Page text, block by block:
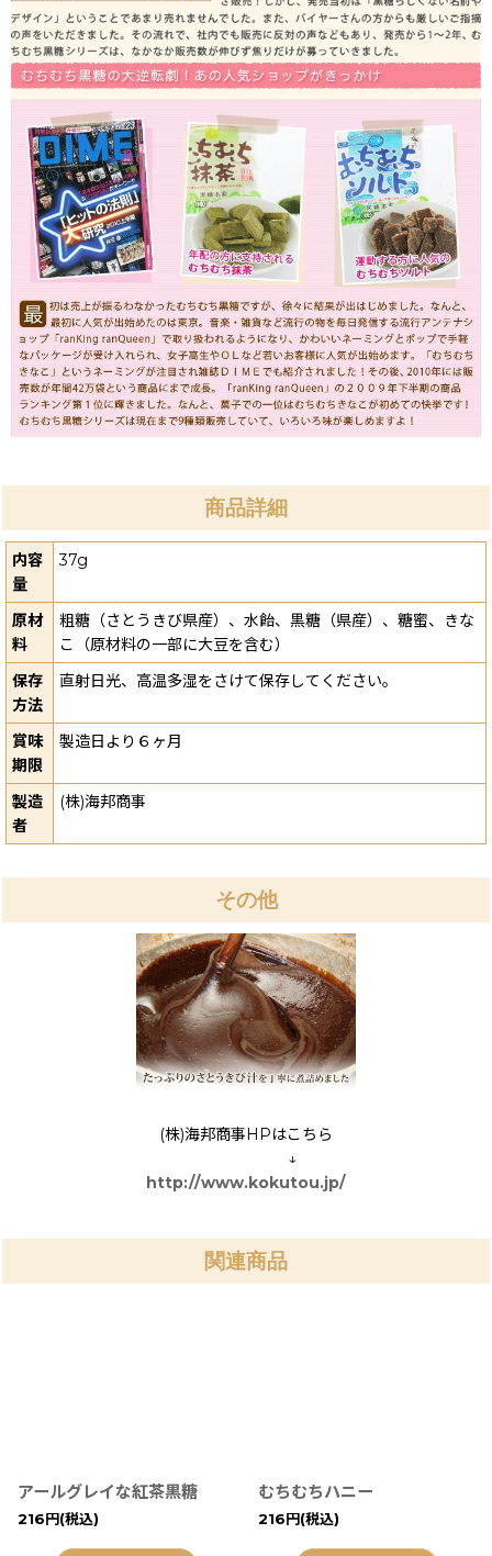
商品詳細
内容
量
37g
原材
料
粗糖（さとうきび県産）、水飴、黒糖（県産）、糖蜜、きな
こ（原材料の一部に大豆を含む）
保存
方法
直射日光、高温多湿をさけて保存してください。
賞味
期限
製造日より６ヶ月
製造
者
(株)海邦商事
その他
(株)海邦商事HPはこちら
↓
http://www.kokutou.jp/
関連商品
アールグレイな紅茶黒糖
216円(税込)
むちむちハニー
216円(税込)